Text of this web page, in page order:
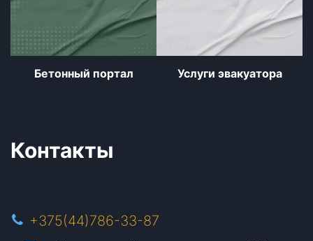
Бетонный портал Услуги эвакуатора
Контакты
+375(44)786-33-87